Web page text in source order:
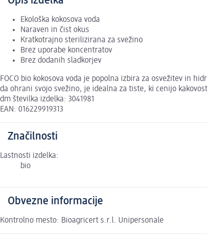
Ekološka kokosova voda
Naraven in čist okus
Kratkotrajno sterilizirana za svežino
Brez uporabe koncentratov
Brez dodanih sladkorjev
FOCO bio kokosova voda je popolna izbira za osvežitev in
da ohrani svojo svežino, je idealna za tiste, ki cenijo
dm številka izdelka: 3041981
EAN: 016229919313
Značilnosti
Lastnosti izdelka:
bio
Obvezne informacije
Kontrolno mesto: Bioagricert s.r.l. Unipersonale